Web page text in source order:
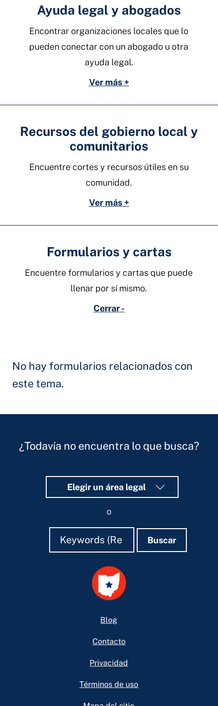
Ayuda legal y abogados
Encontrar organizaciones locales que lo
pueden conectar con un abogado u otra
ayuda legal.
Ver más +
Recursos del gobierno local y
comunitarios
Encuentre cortes y recursos útiles en su
comunidad.
Ver más +
Formularios y cartas
Encuentre formularios y cartas que puede
llenar por sí mismo.
Cerrar -
No hay formularios relacionados con
este tema.
¿Todavía no encuentra lo que busca?
Elegir un área legal
o
Buscar
Buscar Buscar
Blog
Contacto
Privacidad
Términos de uso